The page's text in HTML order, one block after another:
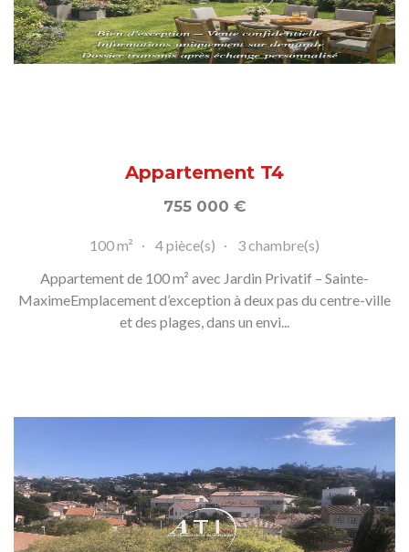
Appartement T4
755 000 €
100 m² 4 pièce(s)
3 chambre(s)
Appartement de 100 m² avec Jardin Privatif – Sainte-
MaximeEmplacement d’exception à deux pas du centre-ville
et des plages, dans un envi...